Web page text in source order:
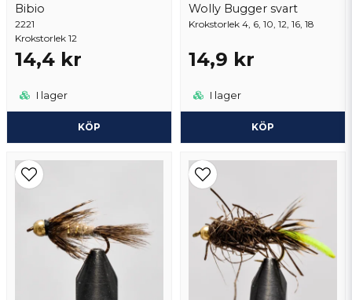
Bibio
2221
Krokstorlek 12
14,4 kr
I lager
KÖP
Wolly Bugger svart
Krokstorlek 4, 6, 10, 12, 16, 18
14,9 kr
I lager
KÖP